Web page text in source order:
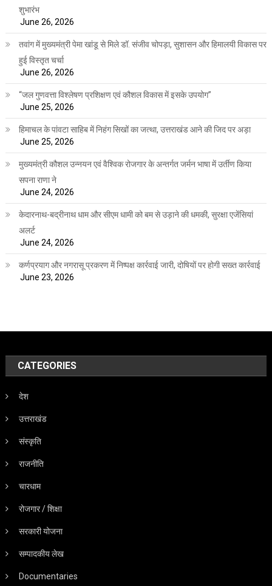
शुभारंभ
June 26, 2026
तवांग में मुख्यमंत्री पेमा खांडू से मिले डॉ. संजीव चोपड़ा, सुशासन और हिमालयी विकास पर
हुई विस्तृत चर्चा
June 26, 2026
“जल गुणवत्ता विश्लेषण प्रशिक्षण एवं कौशल विकास में इसके उपयोग”
June 25, 2026
हिमाचल के पांवटा साहिब में निहंग सिखों का जत्था, उत्तराखंड आने की जिद पर अड़ा
June 25, 2026
मुख्यमंत्री कौशल उन्नयन एवं वैश्विक रोजगार के अन्तर्गत जर्मन भाषा में उर्तीण किया
सपना राणा ने
June 24, 2026
केदारनाथ-बद्रीनाथ धाम और सीएम धामी को बम से उड़ाने की धमकी, सुरक्षा एजेंसियां
अलर्ट
June 24, 2026
कर्णप्रयाग और नगरासू प्रकरण में निष्पक्ष कार्रवाई जारी, दोषियों पर होगी सख्त कार्रवाई
June 23, 2026
CATEGORIES
देश
उत्तराखंड
संस्कृति
राजनीति
चारधाम
रोजगार / शिक्षा
सरकारी योजना
सम्पादकीय लेख
Documentaries